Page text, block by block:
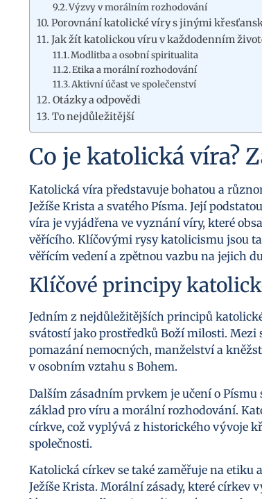
Výzvy v morálním rozhodování
Porovnání katolické víry s jinými
Jak žít katolickou víru v každodenním
Modlitba a osobní spiritualita
Etika a morální rozhodování
Aktivní účast ve společenství
Otázky a odpovědi
To nejdůležitější
Co je katolická víra?
Katolická víra představuje bohatou a
Ježíše Krista a svatého Písma. Její
víra je vyjádřena ve vyznání víry, které
věřícího. Klíčovými rysy katolicismu jsou
věřícím vedení a zpětnou vazbu na jejich
Klíčové principy
Jedním z nejdůležitějších principů
svátostí jako prostředků Boží milosti.
pomazání nemocných, manželství a
v osobním vztahu s Bohem.
Dalším zásadním prvkem je učení o
základ pro víru a morální rozhodování.
církve, což vyplývá z historického vývoje
společnosti.
Katolická církev se také zaměřuje na etiku
Ježíše Krista. Morální zásady, které církev